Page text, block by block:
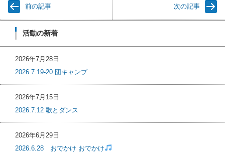
前の記事 次の記事
活動の新着
2026年7月28日
2026.7.19-20 団キャンプ
2026年7月15日
2026.7.12 歌とダンス
2026年6月29日
2026.6.28 おでかけ おでかけ